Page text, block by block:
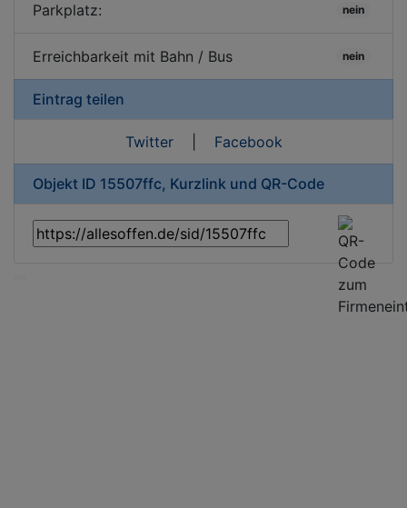
Parkplatz: nein
Erreichbarkeit mit Bahn / Bus nein
Eintrag teilen
Twitter| Facebook
Objekt ID 15507ffc, Kurzlink und QR-Code